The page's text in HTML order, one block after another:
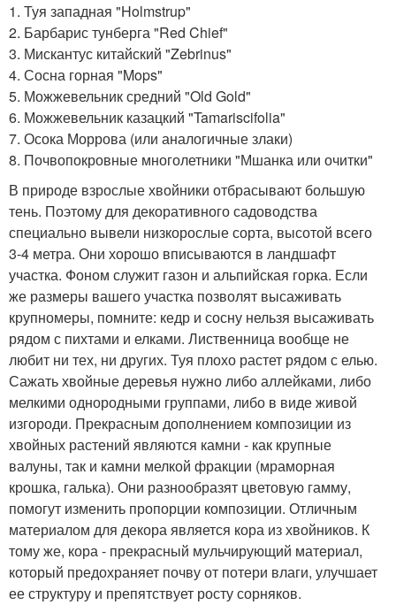
1. Туя западная "Holmstrup"
2. Барбарис тунберга "Red Chief"
3. Мискантус китайский "Zebrinus"
4. Сосна горная "Mops"
5. Можжевельник средний "Old Gold"
6. Можжевельник казацкий "Tamariscifolia"
7. Осока Моррова (или аналогичные злаки)
8. Почвопокровные многолетники "Мшанка или очитки"
В природе взрослые хвойники отбрасывают большую
тень. Поэтому для декоративного садоводства
специально вывели низкорослые сорта, высотой всего
3-4 метра. Они хорошо вписываются в ландшафт
участка. Фоном служит газон и альпийская горка. Если
же размеры вашего участка позволят высаживать
крупномеры, помните: кедр и сосну нельзя высаживать
рядом с пихтами и елками. Лиственница вообще не
любит ни тех, ни других. Туя плохо растет рядом с елью.
Сажать хвойные деревья нужно либо аллейками, либо
мелкими однородными группами, либо в виде живой
изгороди. Прекрасным дополнением композиции из
хвойных растений являются камни - как крупные
валуны, так и камни мелкой фракции (мраморная
крошка, галька). Они разнообразят цветовую гамму,
помогут изменить пропорции композиции. Отличным
материалом для декора является кора из хвойников. К
тому же, кора - прекрасный мульчирующий материал,
который предохраняет почву от потери влаги, улучшает
ее структуру и препятствует росту сорняков.